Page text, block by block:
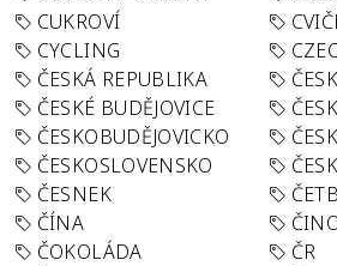
CUKROVÍ
CYCLING
ČESKÁ REPUBLIKA
ČESKÉ BUDĚJOVICE
ČESKOBUDĚJOVICKO
ČESKOSLOVENSKO
ČESNEK
ČÍNA
ČOKOLÁDA
ČR